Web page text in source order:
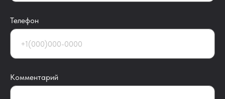
Телефон
Комментарий